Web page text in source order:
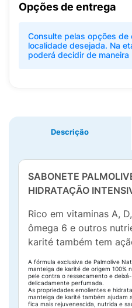
Opções de entrega
Consulte pelas opções
localidade desejada. Na
poderá decidir de maneira
Descrição
SABONETE
HIDRATAÇÃO
Rico em vitaminas A,
ômega 6 e outros
karité também tem
A fórmula exclusiva de Palmolive
manteiga de karité de origem 100%
pele contra o ressecamento e
delicadamente perfumada.
As propriedades emolientes e
manteiga de karité também ajudam
fica mais rejuvenescida, nutrida e